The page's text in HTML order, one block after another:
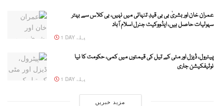
عمران خان اور بشریٰ بی بی قیدِ تنہائی میں نہیں، بی کلاس سے بہتر
سہولیات حاصل ہیں، ایڈووکیٹ جنرل اسلام آباد
1 DAY پہلے
پیٹرول، ڈیزل اور مٹی کے تیل کی قیمتوں میں کمی، حکومت کا نیا
نوٹیفکیشن جاری
1 DAY پہلے
مزید خبریں